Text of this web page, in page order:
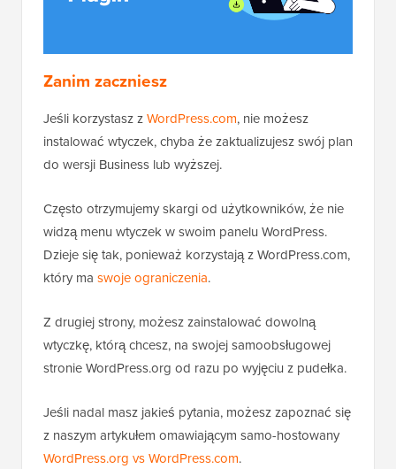
Zanim zaczniesz
Jeśli korzystasz zWordPress.com, nie możesz
instalować wtyczek, chyba że zaktualizujesz swój plan
do wersji Business lub wyższej.
Często otrzymujemy skargi od użytkowników, że nie
widzą menu wtyczek w swoim panelu WordPress.
Dzieje się tak, ponieważ korzystają z WordPress.com,
który ma swoje ograniczenia.
Z drugiej strony, możesz zainstalować dowolną
wtyczkę, którą chcesz, na swojej samoobsługowej
stronie WordPress.org od razu po wyjęciu z pudełka.
Jeśli nadal masz jakieś pytania, możesz zapoznać się
z naszym artykułem omawiającym samo-hostowany
WordPress.org vs WordPress.com.